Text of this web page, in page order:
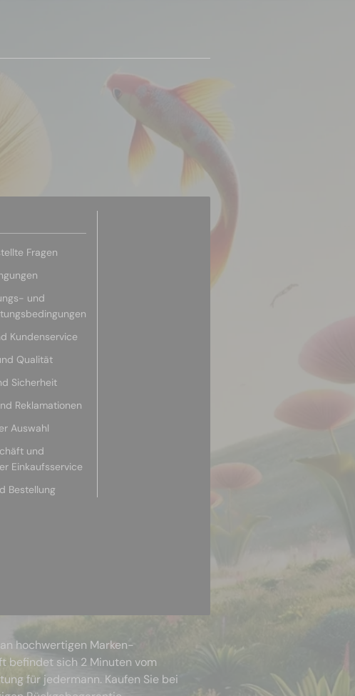
Fragen
und
Kundenservice
Qualität
Sicherheit
Reklamationen
Auswahl
und
Einkaufsservice
Bestellung
hochwertigen Marken-
befindet sich 2 Minuten vom
für jedermann. Kaufen Sie bei